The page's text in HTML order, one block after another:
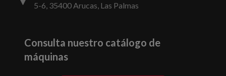
5-6, 35400 Arucas, Las Palmas
Consulta nuestro catálogo de
máquinas